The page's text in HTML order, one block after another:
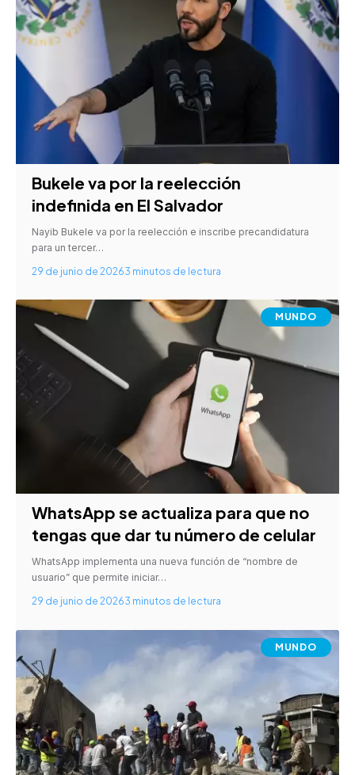
Bukele va por la reelección
indefinida en El Salvador
Nayib Bukele va por la reelección e inscribe precandidatura
para un tercer…
29 de junio de 20263 minutos de lectura
MUNDO
WhatsApp se actualiza para que no
tengas que dar tu número de celular
WhatsApp implementa una nueva función de “nombre de
usuario” que permite iniciar…
29 de junio de 20263 minutos de lectura
MUNDO